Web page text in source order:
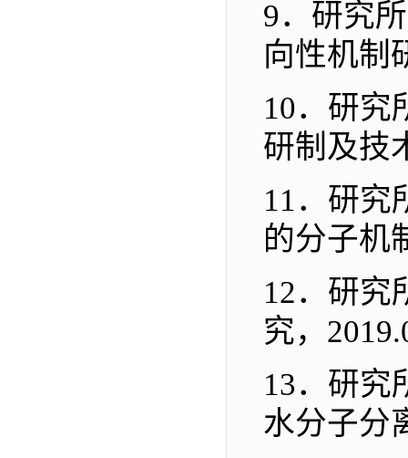
9． 研究
向性机制
10． 研究
研制及技
11． 研究
的分子机
12． 研究
究，
13． 研究
水分子分